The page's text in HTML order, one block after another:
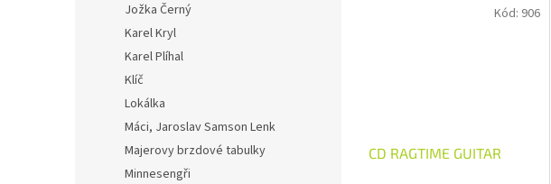
Jožka Černý
Karel Kryl
Karel Plíhal
Klíč
Lokálka
Máci, Jaroslav Samson Lenk
Majerovy brzdové tabulky
Minnesengři
CD RAGTIME GUITAR
Kód: 906